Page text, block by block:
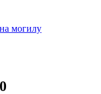
могилу